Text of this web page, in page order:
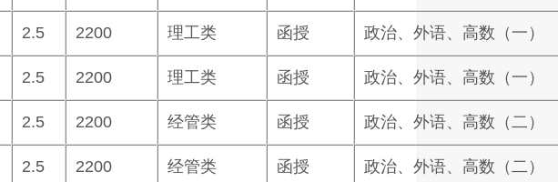
2.5 2200 理工类 函授 政治、外语、高数（一）
2.5 2200 理工类 函授 政治、外语、高数（一）
2.5 2200 经管类 函授 政治、外语、高数（二）
2.5 2200 经管类 函授 政治、外语、高数（二）